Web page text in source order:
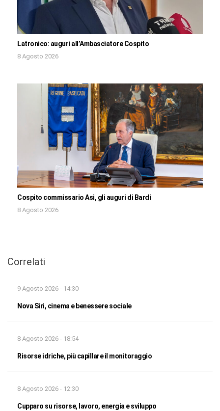
Latronico: auguri all’Ambasciatore Cospito
8 Agosto 2026
Cospito commissario Asi, gli auguri di Bardi
8 Agosto 2026
Correlati
9 Agosto 2026 - 14:30
Nova Siri, cinema e benessere sociale
8 Agosto 2026 - 18:54
Risorse idriche, più capillare il monitoraggio
8 Agosto 2026 - 12:30
Cupparo su risorse, lavoro, energia e sviluppo